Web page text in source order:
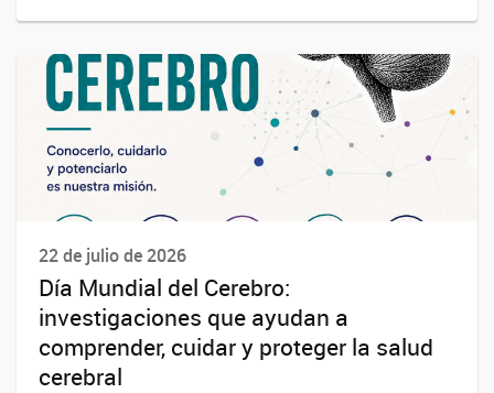
22 de julio de 2026
Día Mundial del Cerebro:
investigaciones que ayudan a
comprender, cuidar y proteger la salud
cerebral